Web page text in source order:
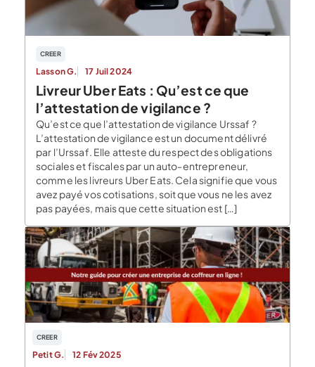
CREER
Lasson G. 17 Juil 2024
Livreur Uber Eats : Qu’est ce que
l’attestation de vigilance ?
Qu’est ce que l’attestation de vigilance Urssaf ?
L’attestation de vigilance est un document délivré
par l’Urssaf. Elle atteste du respect des obligations
sociales et fiscales par un auto-entrepreneur,
comme les livreurs Uber Eats. Cela signifie que vous
avez payé vos cotisations, soit que vous ne les avez
pas payées, mais que cette situation est […]
CREER
Petit G. 12 Fév 2025